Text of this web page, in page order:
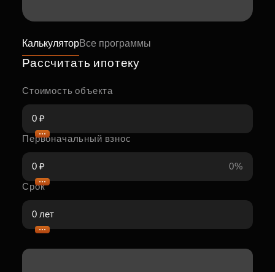
КалькуляторВсе программы
Рассчитать ипотеку
Стоимость объекта
Первоначальный взнос
0%
Срок